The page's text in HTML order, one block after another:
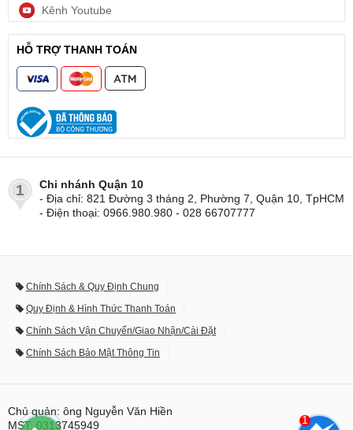
Kênh Youtube
HỖ TRỢ THANH TOÁN
1
Chi nhánh Quận 10
- Địa chỉ: 821 Đường 3 tháng 2, Phường 7, Quận 10, TpHCM
- Điện thoại: 0966.980.980 - 028 66707777
Chính Sách & Quy Định Chung
Quy Định & Hình Thức Thanh Toán
Chính Sách Vận Chuyển/Giao Nhận/Cài Đặt
Chính Sách Bảo Mật Thông Tin
Chủ quản: ông Nguyễn Văn Hiền
MST: 0313745949
1